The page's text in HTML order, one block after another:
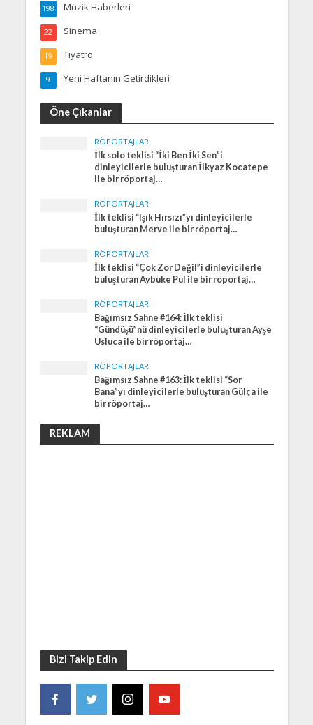
Müzik Haberleri
198
Sinema
22
Tiyatro
19
Yeni Haftanın Getirdikleri
9
Öne Çıkanlar
RÖPORTAJLAR
İlk solo teklisi “İki Ben İki Sen”i
dinleyicilerle buluşturan İlkyaz Kocatepe
ile bir röportaj…
RÖPORTAJLAR
İlk teklisi “Işık Hırsızı”yı dinleyicilerle
buluşturan Merve ile bir röportaj…
RÖPORTAJLAR
İlk teklisi “Çok Zor Değil”i dinleyicilerle
buluşturan Aybüke Pul ile bir röportaj…
RÖPORTAJLAR
Bağımsız Sahne #164: İlk teklisi
“Gündüşü”nü dinleyicilerle buluşturan Ayşe
Usluca ile bir röportaj…
RÖPORTAJLAR
Bağımsız Sahne #163: İlk teklisi “Sor
Bana”yı dinleyicilerle buluşturan Gülça ile
bir röportaj…
REKLAM
Bizi Takip Edin